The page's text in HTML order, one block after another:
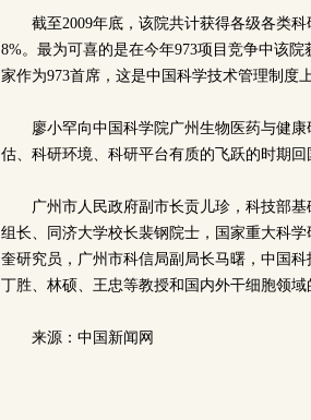
截至2009年底，该院共计获得各级各类
8%。最为可喜的是在今年973项目竞争中该
家作为973首席，这是中国科学技术管理制度
廖小罕向中国科学院广州生物医药与健
估、科研环境、科研平台有质的飞跃的时期回
广州市人民政府副市长贡儿珍，科技部
组长、同济大学校长裴钢院士，国家重大科
奎研究员，广州市科信局副局长马曙，中国
丁胜、林硕、王忠等教授和国内外干细胞领域
来源：中国新闻网